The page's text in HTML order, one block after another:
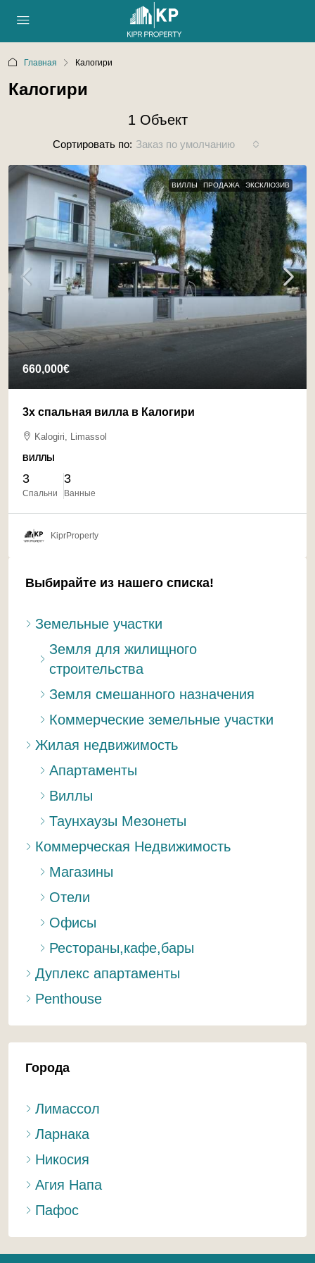
Главная Калогири
Калогири
1 Объект
Сортировать по: Заказ по умолчанию
ВИЛЛЫ ПРОДАЖА ЭКСКЛЮЗИВ
660,000€
3х спальная вилла в Калогири
Kalogiri, Limassol
ВИЛЛЫ
3
Спальни
3
Ванные
KiprProperty
Выбирайте из нашего списка!
Земельные участки
Земля для жилищного
строительства
Земля смешанного назначения
Коммерческие земельные участки
Жилая недвижимость
Апартаменты
Виллы
Таунхаузы Мезонеты
Коммерческая Недвижимость
Магазины
Отели
Офисы
Рестораны,кафе,бары
Дуплекс апартаменты
Penthouse
Города
Лимассол
Ларнака
Никосия
Агия Напа
Пафос